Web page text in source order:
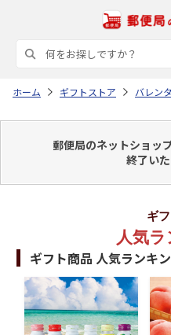
ホーム ギフトストア バレン
郵便局のネットショッ
終了いた
ギ
人気
ギフト商品 人気ランキ